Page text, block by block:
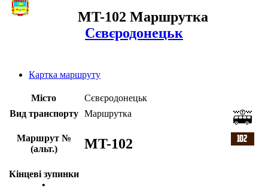
MT-102 Маршрутка
Сєвєродонецьк
Картка маршруту
Місто
Сєвєродонецьк
Вид транспорту
Маршрутка
Маршрут №
(альт.)
MT-102
Кінцеві зупинки
•